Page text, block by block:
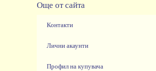
Още от сайта
Контакти
Лични акаунти
Профил на купувача